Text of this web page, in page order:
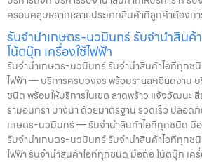
ลับ คำแนะนำสำหรับผู้ใช้บริการ เก็บสลิป / เอกสารสั
แบตเตอรี่นานนับเดือน ไถ่ถอนก่อนหมดกำหนด ติดต่อเ
ปัญหา ลิงก์ที่เกี่ยวข้อง รับจำนำพญาไท รับจำนำพญา
ครอบคลุมหลากหลายประเภทสินค้าที่ลูกค้าต้องกา
รับจำนำเกษตร-นวมินทร์ รับจำนำสินค้
โน้ตบุ๊ก เครื่องใช้ไฟฟ้า
รับจำนำเกษตร-นวมินทร์ รับจำนำสินค้าไอทีทุกช
ไฟฟ้า — บริการครบวงจร พร้อมรายละเอียดงาน
ชนิด พร้อมให้บริการในเขต ลาดพร้าว แจ้งวัฒนะ
รามอินทรา บางนา ด้วยมาตรฐาน รวดเร็ว ปลอดภั
เกษตร-นวมินทร์ — รับจำนำสินค้าไอทีทุกชนิด มือ
รับจำนำเกษตร-นวมินทร์ รับจำนำสินค้าไอทีทุกช
ไฟฟ้า รับจำนำสินค้าไอทีทุกชนิด มือถือ โน้ตบุ๊ก เค